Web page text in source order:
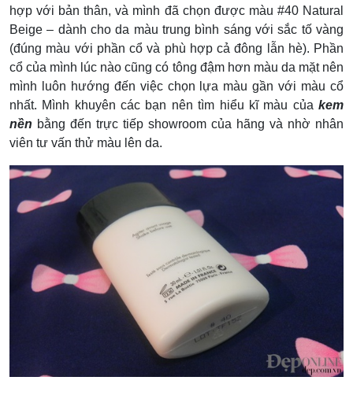
hợp với bản thân, và mình đã chọn được màu #40 Natural
Beige – dành cho da màu trung bình sáng với sắc tố vàng
(đúng màu với phần cổ và phù hợp cả đông lẫn hè). Phần
cổ của mình lúc nào cũng có tông đậm hơn màu da mặt nên
mình luôn hướng đến việc chọn lựa màu gần với màu cổ
nhất. Mình khuyên các bạn nên tìm hiểu kĩ màu của kem
nền bằng đến trực tiếp showroom của hãng và nhờ nhân
viên tư vấn thử màu lên da.